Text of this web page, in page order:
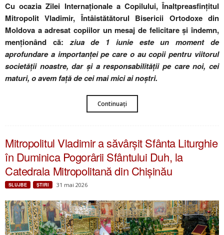
Cu ocazia Zilei Internaționale a Copilului, Înaltpreasfințitul
Mitropolit Vladimir, Întâistătătorul Bisericii Ortodoxe din
Moldova a adresat copiilor un mesaj de felicitare și îndemn,
menționând că:ziua de 1 iunie este un moment de
aprofundare a importanței pe care o au copii pentru viitorul
societății noastre, dar și a responsabilității pe care noi, cei
maturi, o avem față de cei mai mici ai noștri.
Continuați
Mitropolitul Vladimir a săvârșit Sfânta Liturghie
în Duminica Pogorârii Sfântului Duh, la
Catedrala Mitropolitană din Chișinău
SLUJBE ŞTIRI 31 mai 2026